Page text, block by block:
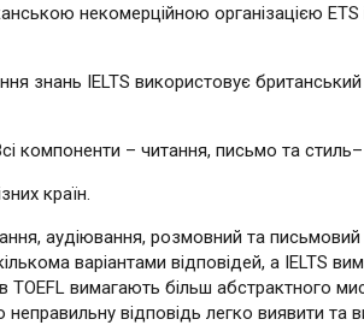
некомерційною організацією
знань IELTS використовує британський
– читання, письмо та стиль–
країн.
аудіювання, розмовний та письмовий
варіантами відповідей, а IELTS
вимагають більш абстрактного
відповідь легко виявити